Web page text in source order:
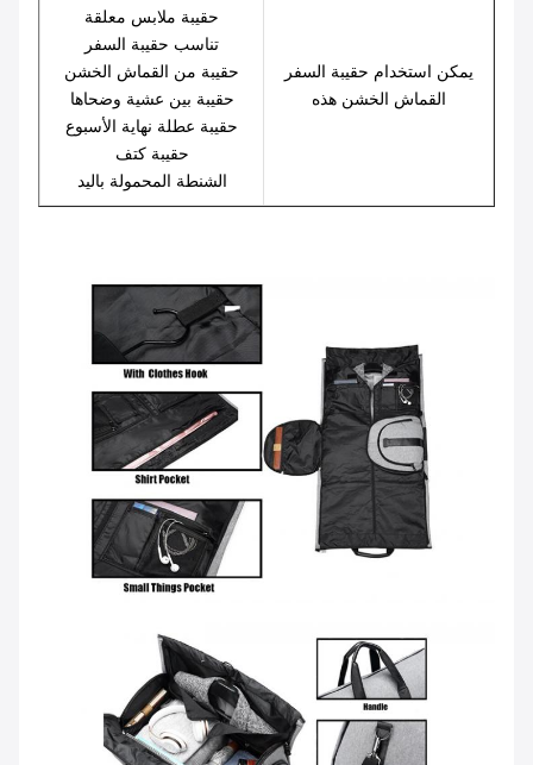
يمكن استخدام حقيبة السفر
القماش الخشن هذه
حقيبة ملابس معلقة
تناسب حقيبة السفر
حقيبة من القماش الخشن
حقيبة بين عشية وضحاها
حقيبة عطلة نهاية الأسبوع
حقيبة كتف
الشنطة المحمولة باليد